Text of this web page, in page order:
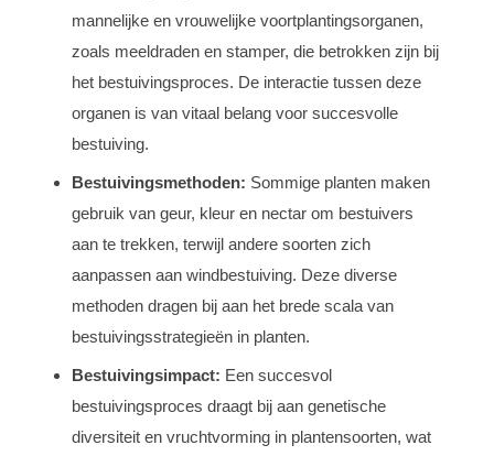
mannelijke en vrouwelijke voortplantingsorganen,
zoals meeldraden en stamper, die betrokken zijn bij
het bestuivingsproces. De interactie tussen deze
organen is van vitaal belang voor succesvolle
bestuiving.
Bestuivingsmethoden: Sommige planten maken
gebruik van geur, kleur en nectar om bestuivers
aan te trekken, terwijl andere soorten zich
aanpassen aan windbestuiving. Deze diverse
methoden dragen bij aan het brede scala van
bestuivingsstrategieën in planten.
Bestuivingsimpact: Een succesvol
bestuivingsproces draagt bij aan genetische
diversiteit en vruchtvorming in plantensoorten, wat